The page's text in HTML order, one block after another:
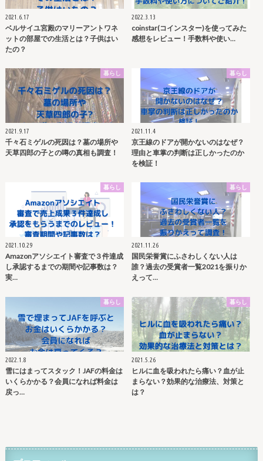
2021.6.17
ベルサイユ宮殿のマリーアントワネ
ットの部屋での生活とは？子供はい
たの？
2022.3.13
coinstar(コインスター)を使ってみた
感想をレビュー！手数料や使い…
暮らし
2021.9.17
千々石ミゲルの死因は？墓の場所や
天草四郎の子との噂の真相も調査！
暮らし
2021.11.4
京王線のドアが開かないのはなぜ？
理由と車掌の判断は正しかったのか
を検証！
暮らし
2021.10.29
Amazonアソシエイト審査で３件達成
し承認するまでの期間や記事数は？
実…
暮らし
2021.11.26
国民栄誉賞にふさわしくない人は
誰？過去の受賞者一覧2021を振りか
えって…
暮らし
2022.1.8
雪にはまってスタック！JAFの料金は
いくらかかる？会員になれば料金は
戻っ…
暮らし
2021.5.26
ヒルに血を吸われたら痛い？血が止
まらない？効果的な治療法、対策と
は？